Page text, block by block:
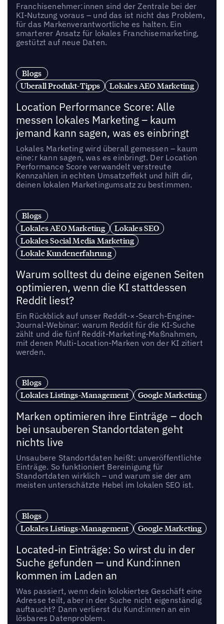
Franchisenehmer:innen sind der Zentrale bei der
KI-Nutzung voraus – und das ist nicht das Problem,
für das Markenverantwortliche es halten. Ein
smarterer Ansatz für lokales Franchisemarketing,
gestützt auf neue Daten.
Blogs
Uberall Produkt-Tipps
Lokales AEO Marketing
Location Performance Score: Alle
messen lokales Marketing – kaum
jemand kann sagen, was es einbringt
Lokales Marketing wird überall gemessen – kaum
eine:r kann sagen, was es einbringt. Der Location
Performance Score verwandelt verstreute
Kennzahlen in echten Umsatzeffekt und hilft dir,
deinen lokalen Marketingumsatz zu bestimmen.
Blogs
Lokales AEO Marketing
Lokales SEO
Lokales Social Media Marketing
Lokale Kundenerfahrung
Warum solltest du deine eigenen Seiten
optimieren, wenn die KI stattdessen
Reddit liest?
Ein Rückblick auf unser Reddit-×-Search-Engine-
Journal-Webinar: warum Reddit für die KI-Suche
zählt und die fünf Reddit-Marketing-Maßnahmen,
mit denen Multi-Location-Marken von der KI zitiert
werden.
Blogs
Lokales Listings-Management
Google Marketing
Marken optimieren ihre Einträge – doch
bei unsauberen Standortdaten geht
nichts live
Unsaubere Standortdaten heißt: unveröffentlichte
Einträge. So funktioniert Bereinigung für
Standortdaten wirklich – und warum sie der am
meisten unterschätzte Hebel im lokalen SEO ist.
Blogs
Lokales Listings-Management
Google Marketing
Located-in Einträge: So wirst du in der
Suche gefunden — und Kund:innen
kommen im Laden an
Was passiert, wenn dein kolokiertes Geschäft eine
Adresse teilt, aber in der Suche nicht eigenständig
auftaucht? Dann verlierst du Kund:innen an ein
lösbares Datenproblem.